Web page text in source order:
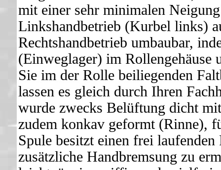
mit einer sehr minimalen
Linkshandbetrieb (Kurbel links)
Rechtshandbetrieb umbaubar,
(Einweglager) im Rollengehäuse
Sie im der Rolle beiliegenden
lassen es gleich durch Ihren
wurde zwecks Belüftung dicht
zudem konkav geformt (Rinne),
Spule besitzt einen frei
zusätzliche Handbremsung zu